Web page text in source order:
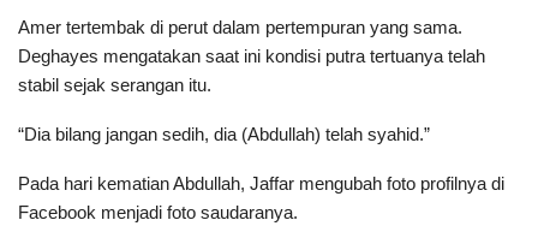
Amer tertembak di perut dalam pertempuran yang sama.
Deghayes mengatakan saat ini kondisi putra tertuanya telah
stabil sejak serangan itu.
“Dia bilang jangan sedih, dia (Abdullah) telah syahid.”
Pada hari kematian Abdullah, Jaffar mengubah foto profilnya di
Facebook menjadi foto saudaranya.